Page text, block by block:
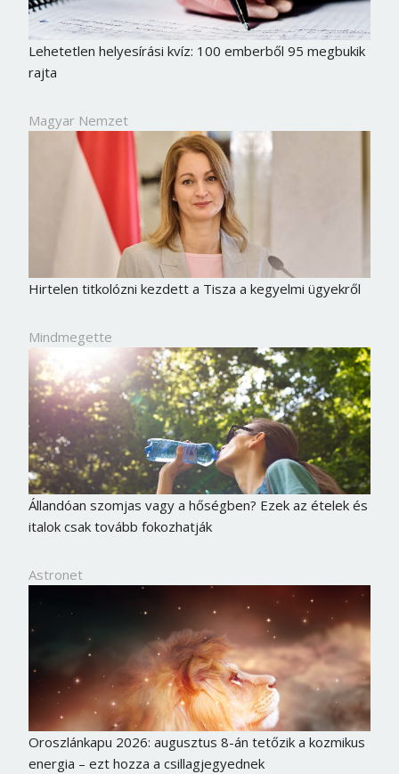
Lehetetlen helyesírási kvíz: 100 emberből 95 megbukik
rajta
Magyar Nemzet
Hirtelen titkolózni kezdett a Tisza a kegyelmi ügyekről
Mindmegette
Állandóan szomjas vagy a hőségben? Ezek az ételek és
italok csak tovább fokozhatják
Astronet
Oroszlánkapu 2026: augusztus 8-án tetőzik a kozmikus
energia – ezt hozza a csillagjegyednek